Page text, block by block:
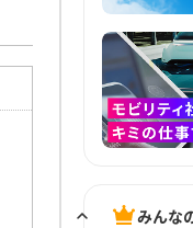
みんな